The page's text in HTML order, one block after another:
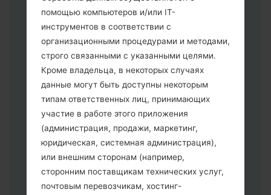
Скачайте на свой ПК:Odin 3.
Далее загрузите и распакуйте файл
прошивки.
Вам необходимо 1 (Выбрать 1 файл
прошивки здесь) или 5 (Выбрать 5
файл прошивки здесь) файлов для
прошивки:
AP: "System & Recovery"
CP: "Modem & Radio"
помощью компьютеров и/или IT-
инструментов в соответствии с
организационными процедурами и методами,
строго связанными с указанными целями.
Кроме владельца, в некоторых случаях
данные могут быть доступны некоторым
типам ответственных лиц, принимающих
участие в работе этого приложения
(администрация, продажи, маркетинг,
юридическая, системная администрация),
или внешним сторонам (например,
сторонним поставщикам технических услуг,
почтовым перевозчикам, хостинг-